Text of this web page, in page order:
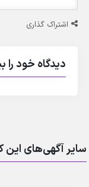
اشتراک گذاری
دیدگاه خود را
سایر آگهی‌های این